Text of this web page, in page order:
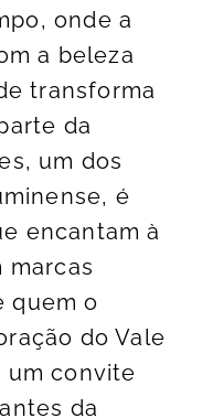
onde a
a beleza
transforma
da
um dos
é
encantam à
marcas
quem o
do Vale
um convite
da